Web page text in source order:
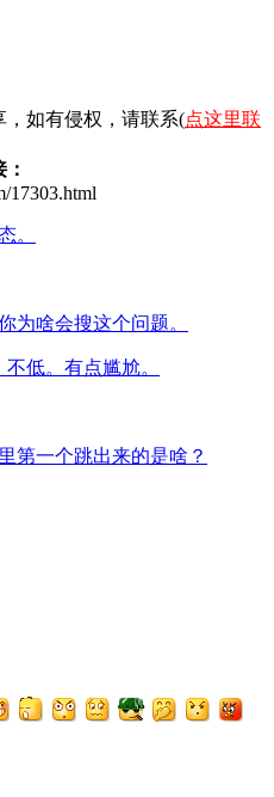
如有侵权，请联系(点这里联
17303.html
。
为啥会搜这个问题。
低。有点尴尬。
第一个跳出来的是啥？